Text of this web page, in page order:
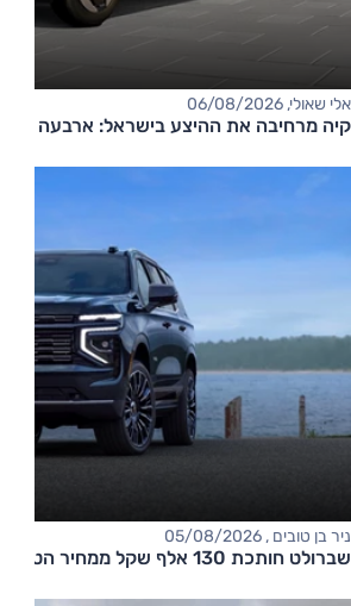
אלי שאולי, 06/08/2026
קיה מרחיבה את ההיצע בישראל: ארבעה
ניר בן טובים , 05/08/2026
שברולט חותכת 130 אלף שקל ממחיר הטאהו